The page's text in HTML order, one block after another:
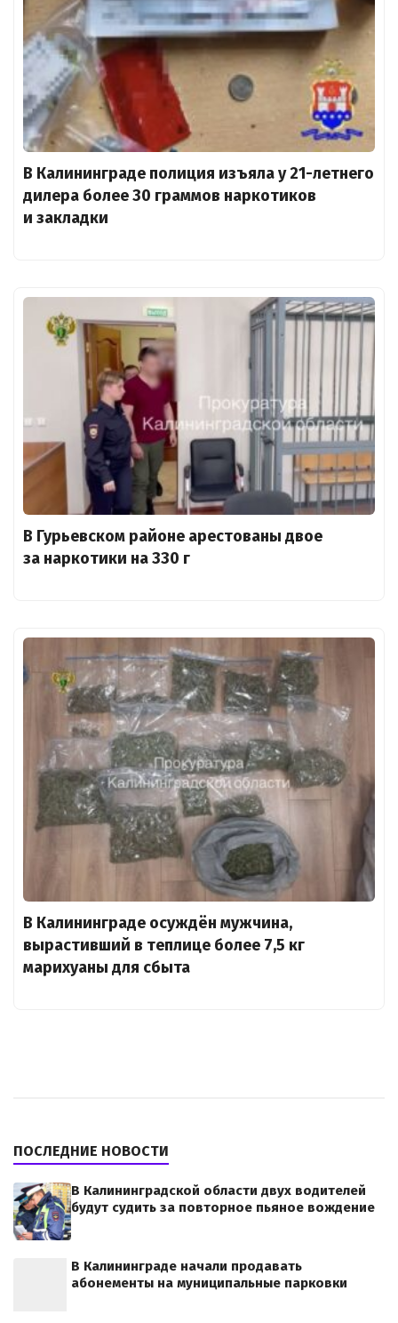
В Калининграде полиция изъяла у 21-летнего
дилера более 30 граммов наркотиков
и закладки
В Гурьевском районе арестованы двое
за наркотики на 330 г
В Калининграде осуждён мужчина,
вырастивший в теплице более 7,5 кг
марихуаны для сбыта
ПОСЛЕДНИЕ НОВОСТИ
В Калининградской области двух водителей
будут судить за повторное пьяное вождение
В Калининграде начали продавать
абонементы на муниципальные парковки